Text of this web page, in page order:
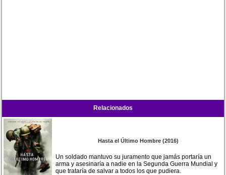
Relacionados
Hasta el Último Hombre (2016)
Un soldado mantuvo su juramento que jamás portaría un
arma y asesinaría a nadie en la Segunda Guerra Mundial y
que trataría de salvar a todos los que pudiera.